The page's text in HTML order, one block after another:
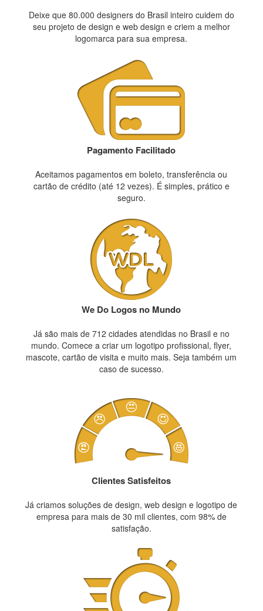
Deixe que 80.000 designers do Brasil inteiro cuidem do
seu projeto de design e web design e criem a melhor
logomarca para sua empresa.
Pagamento Facilitado
Aceitamos pagamentos em boleto, transferência ou
cartão de crédito (até 12 vezes). É simples, prático e
seguro.
We Do Logos no Mundo
Já são mais de 712 cidades atendidas no Brasil e no
mundo. Comece a criar um logotipo profissional, flyer,
mascote, cartão de visita e muito mais. Seja também um
caso de sucesso.
Clientes Satisfeitos
Já criamos soluções de design, web design e logotipo de
empresa para mais de 30 mil clientes, com 98% de
satisfação.